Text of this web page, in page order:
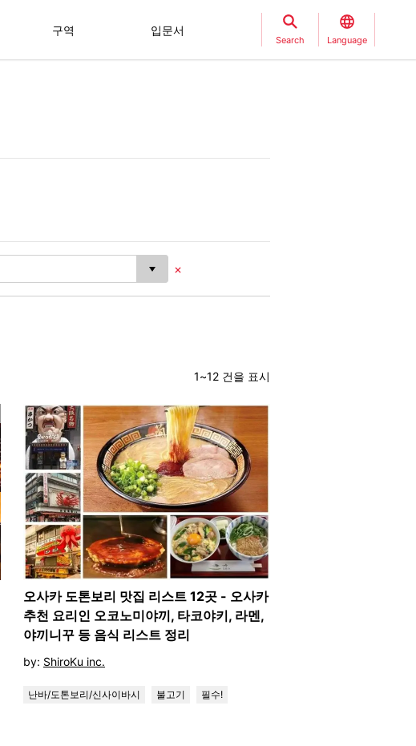
구역 입문서
Search Language
1~12 건을 표시
오사카 도톤보리 맛집 리스트 12곳 - 오사카
추천 요리인 오코노미야끼, 타코야키, 라멘,
야끼니꾸 등 음식 리스트 정리
by: ShiroKu inc.
난바/도톤보리/신사이바시 불고기 필수!